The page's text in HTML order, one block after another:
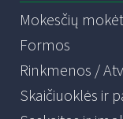
Mokesčių
Formos
Rinkmenos /
Skaičiuoklės ir